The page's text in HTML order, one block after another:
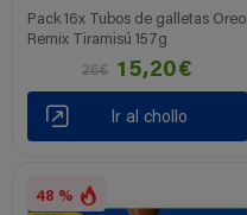
Pack 16x Tubos de galletas Oreo
Remix Tiramisú 157g
26€
15,20€
Ir al chollo
48 %